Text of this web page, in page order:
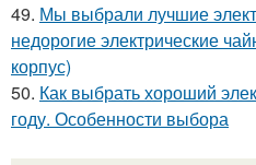
49. Мы выбрали лучшие
недорогие электрические
корпус)
50. Как выбрать хороший
году. Особенности выбора